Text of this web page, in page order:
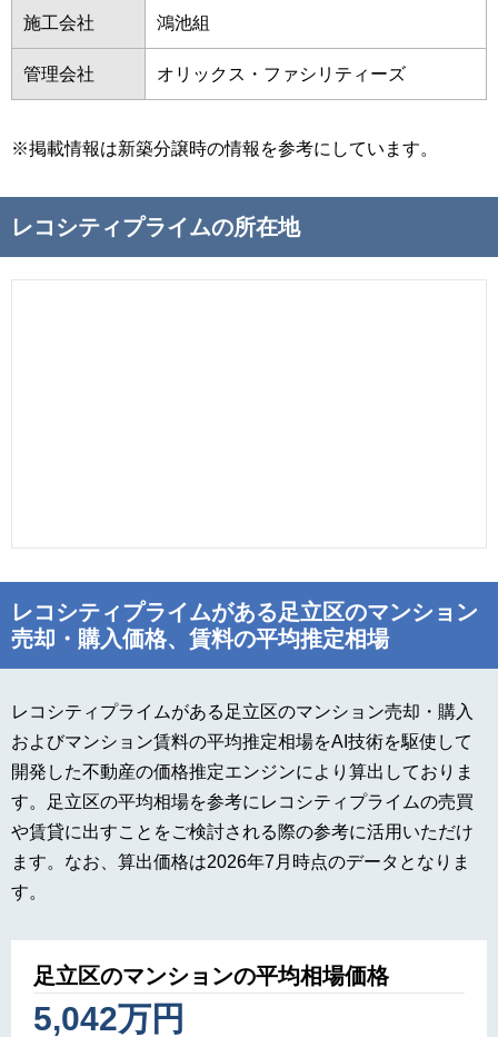
施工会社 鴻池組
管理会社 オリックス・ファシリティーズ
※掲載情報は新築分譲時の情報を参考にしています。
レコシティプライムの所在地
レコシティプライムがある足立区のマンション
売却・購入価格、賃料の平均推定相場
レコシティプライムがある足立区のマンション売却・購入
およびマンション賃料の平均推定相場をAI技術を駆使して
開発した不動産の価格推定エンジンにより算出しておりま
す。足立区の平均相場を参考にレコシティプライムの売買
や賃貸に出すことをご検討される際の参考に活用いただけ
ます。なお、算出価格は2026年7月時点のデータとなりま
す。
足立区のマンションの平均相場価格
5,042万円